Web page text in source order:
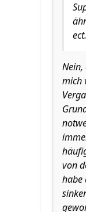
ect.
Nein,
mich
von
habe